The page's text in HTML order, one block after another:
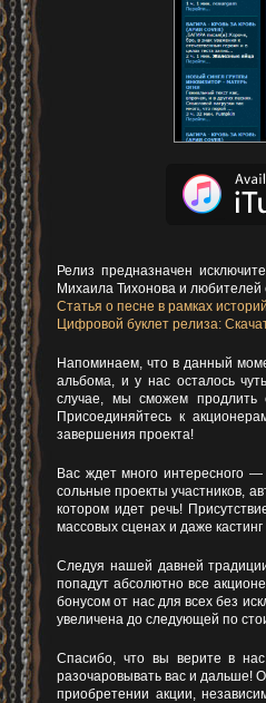
Релиз предназначен
Михаила Тихонова и
Статья о песне в рамках
Цифровой буклет релиза:
Напоминаем, что в данный
альбома, и у нас осталось
случае, мы сможем продлить
Присоединяйтесь к
завершения проекта!
Вас ждет много интересного
сольные проекты участников,
котором идет речь!
массовых сценах и даже
Следуя нашей давней
попадут абсолютно все
бонусом от нас для всех без
увеличена до следующей по
Спасибо, что вы верите в
разочаровывать вас и дальше!
приобретении акции,